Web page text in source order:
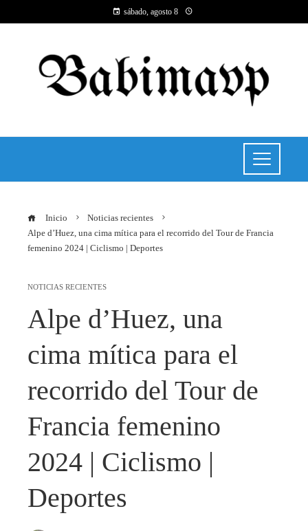
sábado, agosto 8
Inicio
Noticias recientes
Alpe d’Huez, una cima mítica para el recorrido del Tour de Francia
femenino 2024 | Ciclismo | Deportes
NOTICIAS RECIENTES
Alpe d’Huez, una
cima mítica para el
recorrido del Tour de
Francia femenino
2024 | Ciclismo |
Deportes